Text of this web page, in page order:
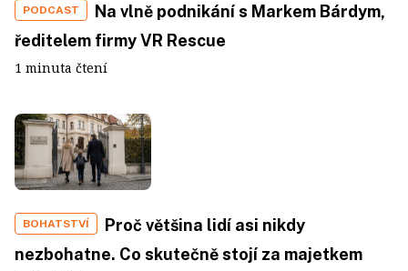
PODCAST
Na vlně podnikání s Markem Bárdym,
ředitelem firmy VR Rescue
1 minuta čtení
BOHATSTVÍ
Proč většina lidí asi nikdy
nezbohatne. Co skutečně stojí za majetkem